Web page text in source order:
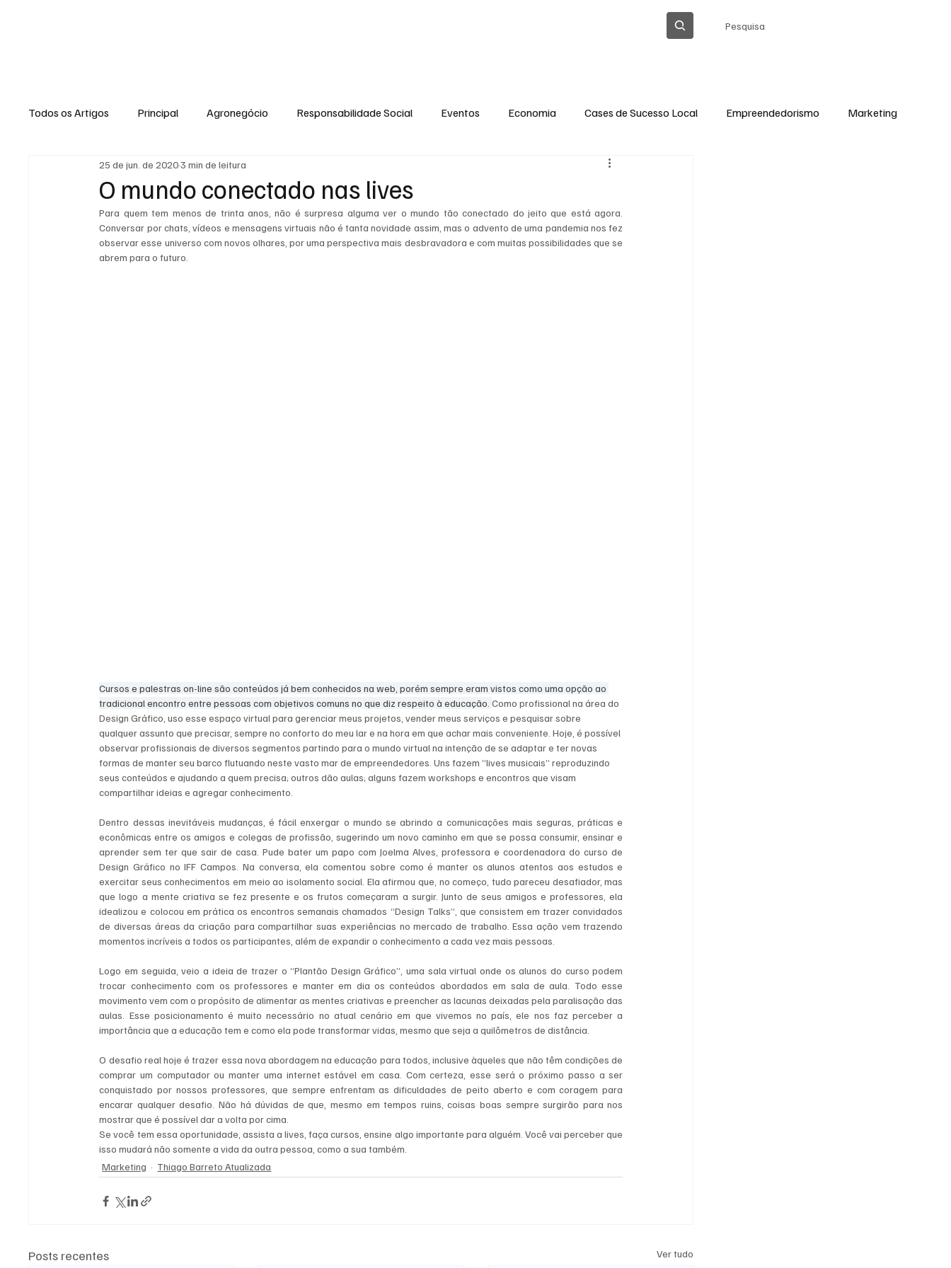
Pesquisa
Todos os Artigos Principal Agronegócio Responsabilidade Social Eventos Economia Cases de Sucesso Local Empreendedorismo Marketing
Expediente Morro do Coco Conselheiro Josino Espírito Santinho
Dielly Rangel Fabricyo Silvestre João Carlos Campista Fabricyo Serqueira Sérgio Lima Eventos
O mundo conectado nas lives
25 de jun. de 20203 min de leitura
Para quem tem menos de trinta anos, não é surpresa alguma ver o mundo tão conectado do jeito que está agora.
Conversar por chats, vídeos e mensagens virtuais não é tanta novidade assim, mas o advento de uma pandemia nos fez
observar esse universo com novos olhares, por uma perspectiva mais desbravadora e com muitas possibilidades que se
abrem para o futuro.
Cursos e palestras on-line são conteúdos já bem conhecidos na web, porém sempre eram vistos como uma opção ao
tradicional encontro entre pessoas com objetivos comuns no que diz respeito à educação. Como profissional na área do
Design Gráfico, uso esse espaço virtual para gerenciar meus projetos, vender meus serviços e pesquisar sobre
qualquer assunto que precisar, sempre no conforto do meu lar e na hora em que achar mais conveniente. Hoje, é possível
observar profissionais de diversos segmentos partindo para o mundo virtual na intenção de se adaptar e ter novas
formas de manter seu barco flutuando neste vasto mar de empreendedores. Uns fazem “lives musicais” reproduzindo
seus conteúdos e ajudando a quem precisa; outros dão aulas; alguns fazem workshops e encontros que visam
compartilhar ideias e agregar conhecimento.
Dentro dessas inevitáveis mudanças, é fácil enxergar o mundo se abrindo a comunicações mais seguras, práticas e
econômicas entre os amigos e colegas de profissão, sugerindo um novo caminho em que se possa consumir, ensinar e
aprender sem ter que sair de casa. Pude bater um papo com Joelma Alves, professora e coordenadora do curso de
Design Gráfico no IFF Campos. Na conversa, ela comentou sobre como é manter os alunos atentos aos estudos e
exercitar seus conhecimentos em meio ao isolamento social. Ela afirmou que, no começo, tudo pareceu desafiador, mas
que logo a mente criativa se fez presente e os frutos começaram a surgir. Junto de seus amigos e professores, ela
idealizou e colocou em prática os encontros semanais chamados “Design Talks”, que consistem em trazer convidados
de diversas áreas da criação para compartilhar suas experiências no mercado de trabalho. Essa ação vem trazendo
momentos incríveis a todos os participantes, além de expandir o conhecimento a cada vez mais pessoas.
Logo em seguida, veio a ideia de trazer o “Plantão Design Gráfico”, uma sala virtual onde os alunos do curso podem
trocar conhecimento com os professores e manter em dia os conteúdos abordados em sala de aula. Todo esse
movimento vem com o propósito de alimentar as mentes criativas e preencher as lacunas deixadas pela paralisação das
aulas. Esse posicionamento é muito necessário no atual cenário em que vivemos no país, ele nos faz perceber a
importância que a educação tem e como ela pode transformar vidas, mesmo que seja a quilômetros de distância.
O desafio real hoje é trazer essa nova abordagem na educação para todos, inclusive àqueles que não têm condições de
comprar um computador ou manter uma internet estável em casa. Com certeza, esse será o próximo passo a ser
conquistado por nossos professores, que sempre enfrentam as dificuldades de peito aberto e com coragem para
encarar qualquer desafio. Não há dúvidas de que, mesmo em tempos ruins, coisas boas sempre surgirão para nos
mostrar que é possível dar a volta por cima.
Se você tem essa oportunidade, assista a lives, faça cursos, ensine algo importante para alguém. Você vai perceber que
isso mudará não somente a vida da outra pessoa, como a sua também.
Marketing
Thiago Barreto Atualizada
Posts recentes Ver tudo